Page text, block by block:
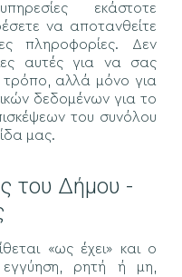
εκάστοτε
να αποτανθείτε
πληροφορίες. Δεν
αυτές για να σας
αλλά μόνο για
δεδομένων για το
του συνόλου
μας.
του Δήμου -
«ως έχει» και ο
ρητή ή μη,